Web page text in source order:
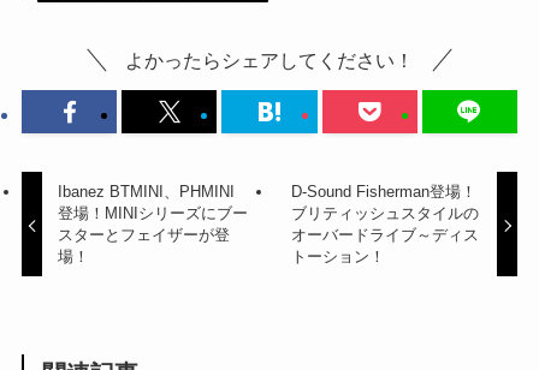
よかったらシェアしてください！
Ibanez BTMINI、PHMINI
登場！MINIシリーズにブー
スターとフェイザーが登
場！
D-Sound Fisherman登場！
ブリティッシュスタイルの
オーバードライブ～ディス
トーション！